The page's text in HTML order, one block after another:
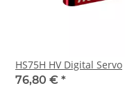
HS75H HV Digital Servo
76,80 € *